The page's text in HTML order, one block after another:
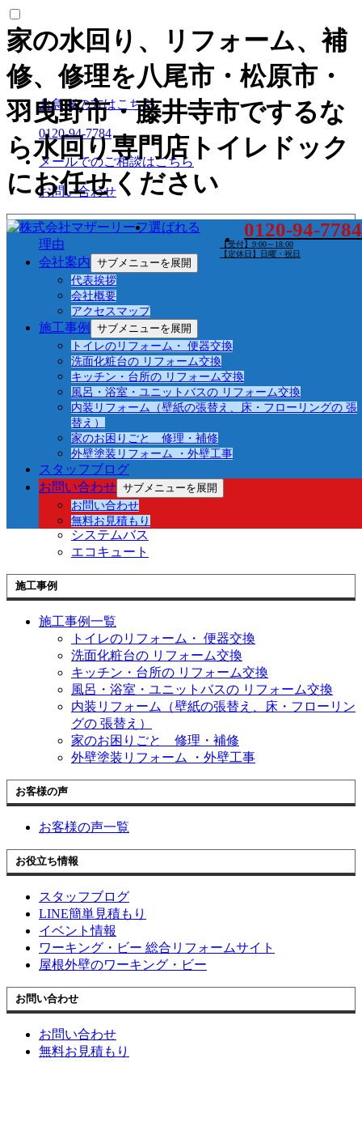
家の水回り、リフォーム、補
修、修理を八尾市・松原市・
羽曳野市・藤井寺市でするな
ら水回り専門店トイレドック
にお任せください
0120-94-7784
【受付】9:00～18:00
【定休日】日曜・祝日
選ばれる
理由
会社案内 サブメニューを展開
代表挨拶
会社概要
アクセスマップ
施工事例
サブメニューを展開
トイレのリフォーム・ 便器交換
洗面化粧台の リフォーム交換
キッチン・台所の リフォーム交換
風呂・浴室・ユニットバスの リフォーム交換
内装リフォーム（壁紙の張替え、床・フローリングの 張
替え）
家のお困りごと 修理・補修
外壁塗装リフォーム ・外壁工事
スタッフブログ
お問い合わせ サブメニューを展開
お問い合わせ
無料お見積もり
お急ぎの方はこちら
0120-94-7784
メールでのご相談はこちら
お問い合わせ
水回り専門店トイレドックについて
選ばれる理由
会社案内
代表挨拶
会社概要
中小企業庁 事業計画強化計画
アクセスマップ
リフォームメニュー
リフォームメニュー一覧
トイレ
給湯器
ビルトインコンロ
レンジフード（換気扇）
洗面化粧台
キッチン
システムバス
エコキュート
施工事例
施工事例一覧
トイレのリフォーム・ 便器交換
洗面化粧台の リフォーム交換
キッチン・台所の リフォーム交換
風呂・浴室・ユニットバスの リフォーム交換
内装リフォーム（壁紙の張替え、床・フローリン
グの 張替え）
家のお困りごと 修理・補修
外壁塗装リフォーム ・外壁工事
お客様の声
お客様の声一覧
お役立ち情報
スタッフブログ
LINE簡単見積もり
イベント情報
ワーキング・ビー 総合リフォームサイト
屋根外壁のワーキング・ビー
お問い合わせ
お問い合わせ
無料お見積もり